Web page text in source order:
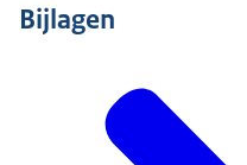
Bijlagen